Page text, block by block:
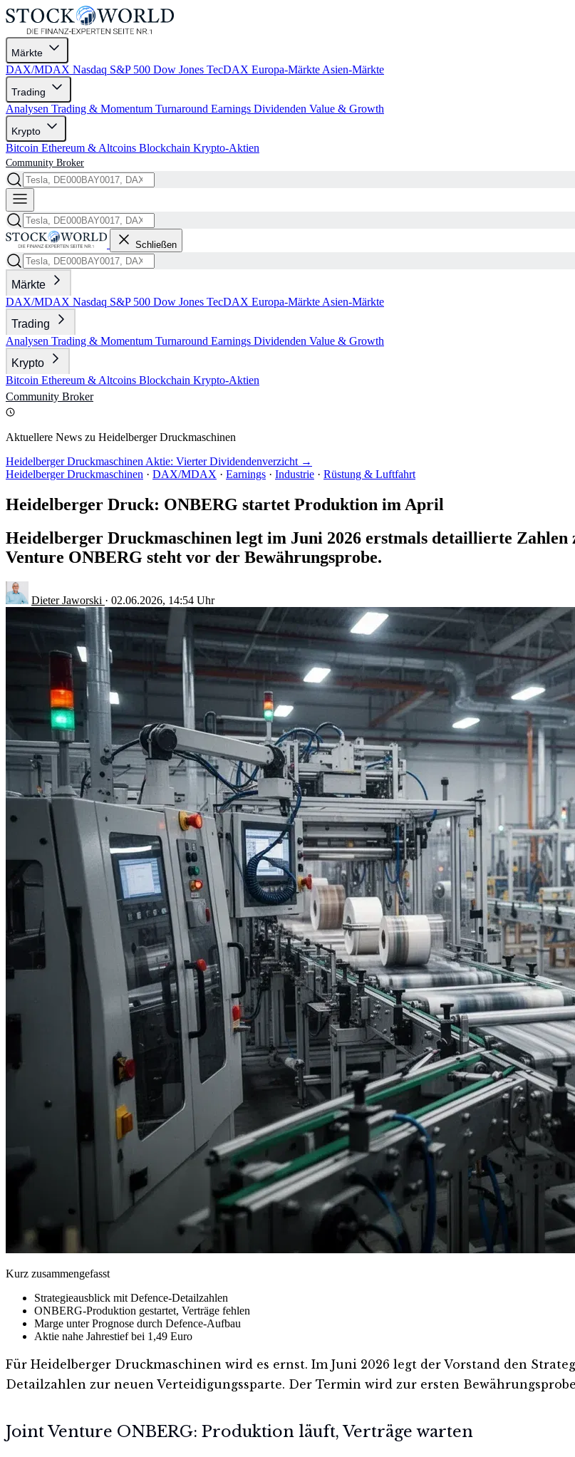
Märkte
DAX/MDAX Nasdaq S&P 500 Dow Jones TecDAX Europa-Märkte Asien-Märkte
Trading
Analysen Trading & Momentum Turnaround Earnings Dividenden Value & Growth
Krypto
Bitcoin Ethereum & Altcoins Blockchain Krypto-Aktien
Community Broker
Schließen
Märkte
DAX/MDAX Nasdaq S&P 500 Dow Jones TecDAX Europa-Märkte Asien-Märkte
Trading
Analysen Trading & Momentum Turnaround Earnings Dividenden Value & Growth
Krypto
Bitcoin Ethereum & Altcoins Blockchain Krypto-Aktien
Community Broker
Aktuellere News zu Heidelberger Druckmaschinen
Heidelberger Druckmaschinen Aktie: Vierter Dividendenverzicht →
Heidelberger Druckmaschinen · DAX/MDAX · Earnings · Industrie · Rüstung & Luftfahrt
Heidelberger Druck: ONBERG startet Produktion im April
Heidelberger Druckmaschinen legt im Juni 2026 erstmals detaillierte Zahlen
Venture ONBERG steht vor der Bewährungsprobe.
Dieter Jaworski · 02.06.2026, 14:54 Uhr
Kurz zusammengefasst
Strategieausblick mit Defence-Detailzahlen
ONBERG-Produktion gestartet, Verträge fehlen
Marge unter Prognose durch Defence-Aufbau
Aktie nahe Jahrestief bei 1,49 Euro
Für Heidelberger Druckmaschinen wird es ernst. Im Juni 2026 legt der Vorstand den
Detailzahlen zur neuen Verteidigungssparte. Der Termin wird zur ersten
Joint Venture ONBERG: Produktion läuft, Verträge warten